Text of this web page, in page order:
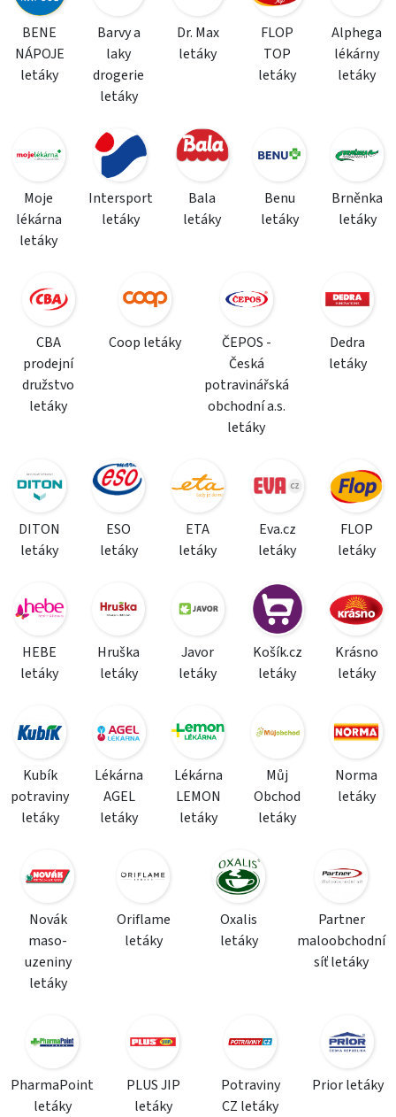
BENE
NÁPOJE
letáky
Barvy a
laky
drogerie
letáky
Dr. Max
letáky
FLOP
TOP
letáky
Alphega
lékárny
letáky
Moje
lékárna
letáky
Intersport
letáky
Bala
letáky
Benu
letáky
Brněnka
letáky
CBA
prodejní
družstvo
letáky
Coop letáky
ČEPOS -
Česká
potravinářská
obchodní a.s.
letáky
Dedra
letáky
DITON
letáky
ESO
letáky
ETA
letáky
Eva.cz
letáky
FLOP
letáky
HEBE
letáky
Hruška
letáky
Javor
letáky
Košík.cz
letáky
Krásno
letáky
Kubík
potraviny
letáky
Lékárna
AGEL
letáky
Lékárna
LEMON
letáky
Můj
Obchod
letáky
Norma
letáky
Novák
maso-
uzeniny
letáky
Oriflame
letáky
Oxalis
letáky
Partner
maloobchodní
síť letáky
PharmaPoint
letáky
PLUS JIP
letáky
Potraviny
CZ letáky
Prior letáky